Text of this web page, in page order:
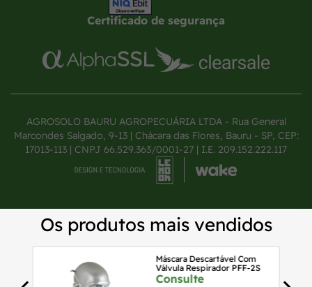
Certificado de segurança
AGROSOLO BAURU AGROPECUÁRIA LTDA - Rua General
Marcondes Salgado, 9-13 | Chácara das Flores, Bauru - SP, CEP:
17013-113 | CNPJ 66.529.363/0001-27 | I.E. 209.152.222.117